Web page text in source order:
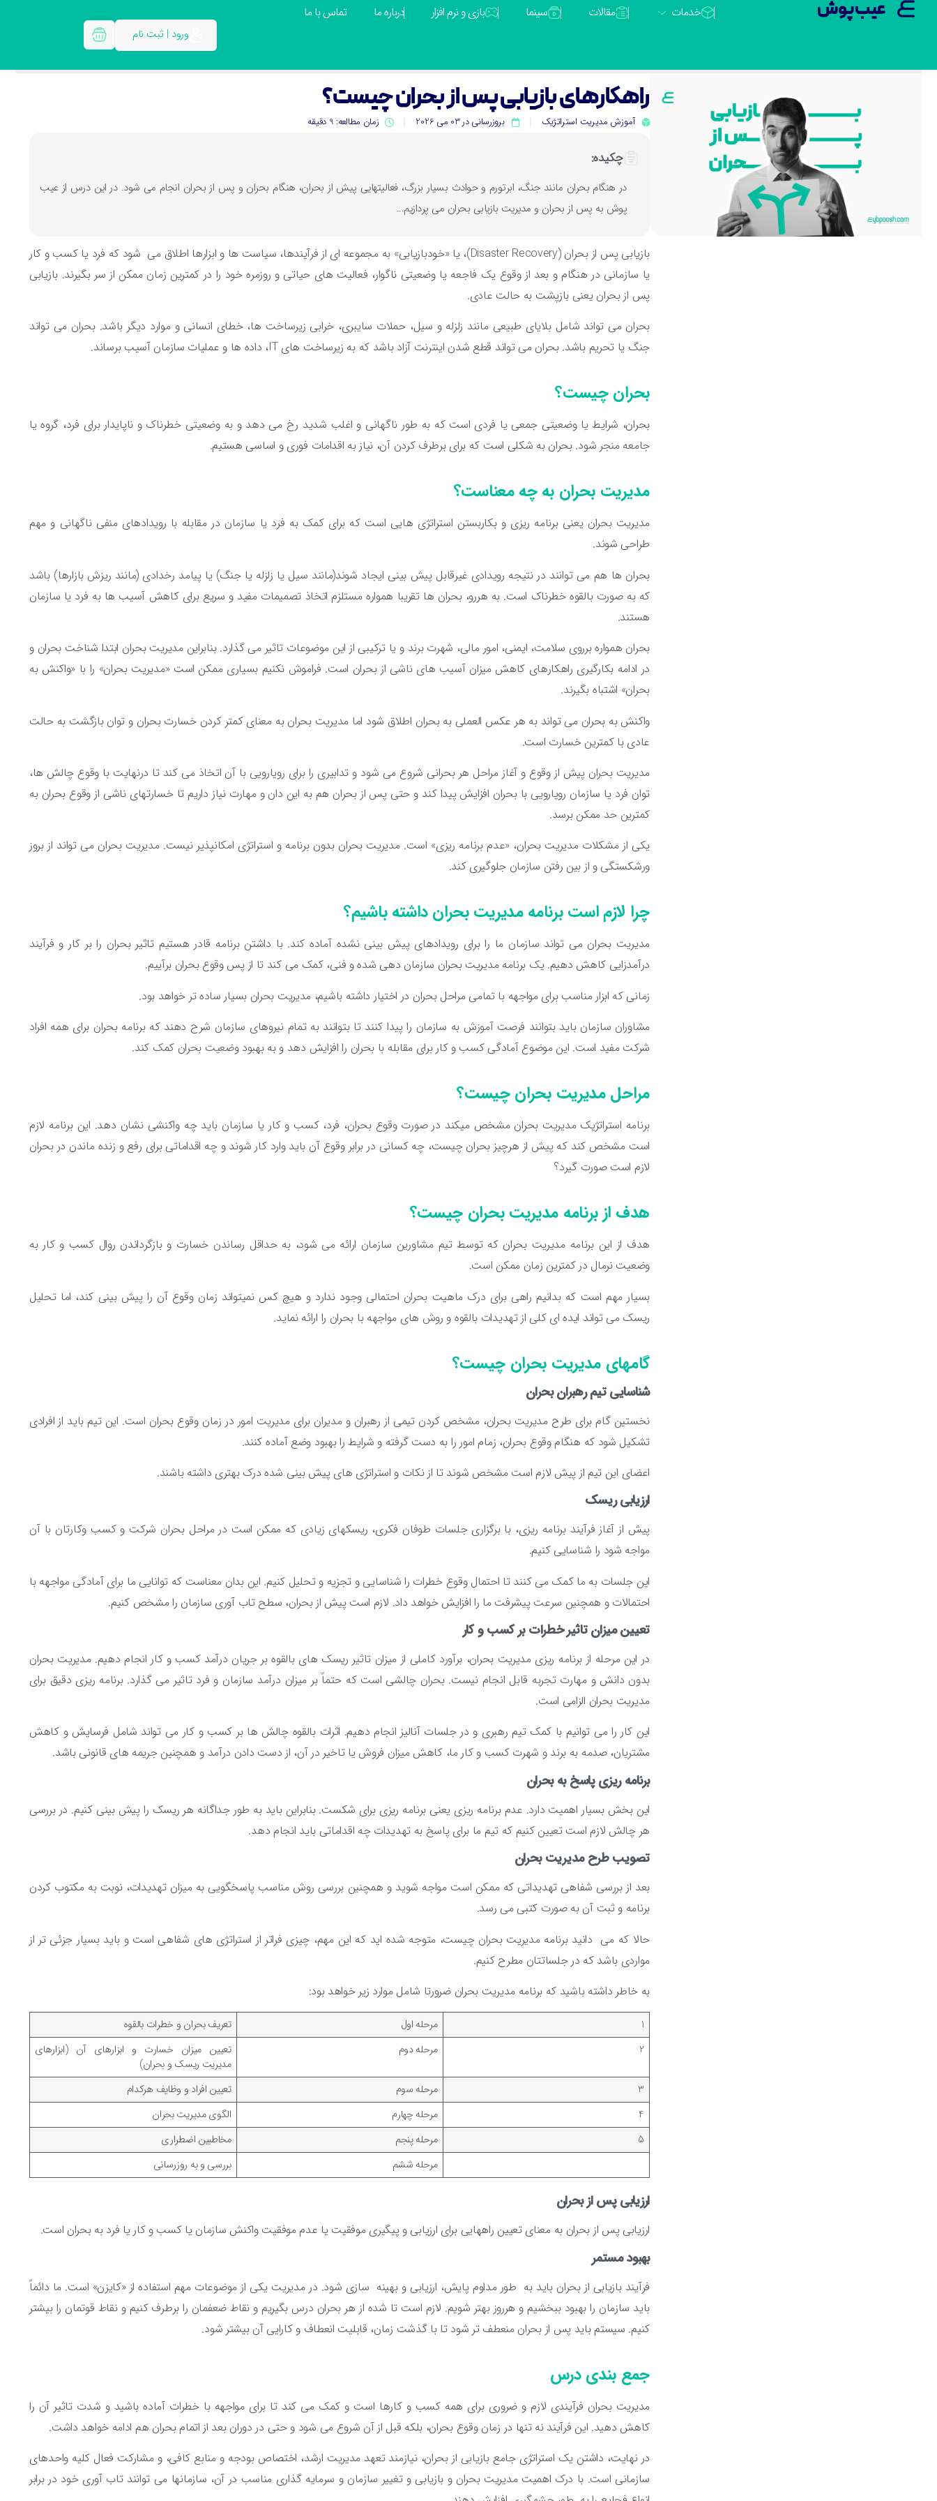
عیب پوش خدمات مقالات سینما بازی و نرم افزار درباره ما تماس با ما
ورود | ثبت نام
راهکارهای بازیابی پس از بحران چیست؟
آموزش مدیریت استراتژیک بروزرسانی در 03 می 2026 زمان مطالعه: 9 دقیقه
چکیده:
در هنگام بحران مانند جنگ، ابرتورم و حوادث بسیار بزرگ، فعالیتهایی پیش از بحران، هنگام بحران و پس از بحران انجام می شود. در این درس از عیب
پوش به پس از بحران و مدیریت بازیابی بحران می پردازیم...
بازیابی پس از بحران (Disaster Recovery)، یا «خودبازیابی» به مجموعه ای از فرآیندها، سیاست ها و ابزارها اطلاق می شود که فرد یا کسب و کار
یا سازمانی در هنگام و بعد از وقوع یک فاجعه یا وضعیتی ناگوار، فعالیت های حیاتی و روزمره خود را در کمترین زمان ممکن از سر بگیرند. بازیابی
پس از بحران یعنی بازپشت به حالت عادی.
بحران می تواند شامل بلایای طبیعی مانند زلزله و سیل، حملات سایبری، خرابی زیرساخت ها، خطای انسانی و موارد دیگر باشد. بحران می تواند
جنگ یا تحریم باشد. بحران می تواند قطع شدن اینترنت آزاد باشد که به زیرساخت های IT، داده ها و عملیات سازمان آسیب برساند.
بحران چیست؟
بحران، شرایط یا وضعیتی جمعی یا فردی است که به طور ناگهانی و اغلب شدید رخ می دهد و به وضعیتی خطرناک و ناپایدار برای فرد، گروه یا
جامعه منجر شود. بحران به شکلی است که برای برطرف کردن آن، نیاز به اقدامات فوری و اساسی هستیم.
مدیریت بحران به چه معناست؟
مدیریت بحران یعنی برنامه ریزی و بکاربستن استراتژی هایی است که برای کمک به فرد یا سازمان در مقابله با رویدادهای منفی ناگهانی و مهم
طراحی شوند.
بحران ها هم می توانند در نتیجه رویدادی غیرقابل پیش بینی ایجاد شوند(مانند سیل یا زلزله یا جنگ) یا پیامد رخدادی (مانند ریزش بازارها) باشد
که به صورت بالقوه خطرناک است. به هررو، بحران ها تقریبا همواره مستلزم اتخاذ تصمیمات مفید و سریع برای کاهش آسیب ها به فرد یا سازمان
هستند.
بحران همواره برروی سلامت، ایمنی، امور مالی، شهرت برند و یا ترکیبی از این موضوعات تاثیر می گذارد. بنابراین مدیریت بحران ابتدا شناخت بحران و
در ادامه بکارگیری راهکارهای کاهش میزان آسیب های ناشی از بحران است. فراموش نکنیم بسیاری ممکن است «مدیریت بحران» را با «واکنش به
بحران» اشتباه بگیرند.
واکنش به بحران می تواند به هر عکس العملی به بحران اطلاق شود اما مدیریت بحران به معنای کمتر کردن خسارت بحران و توان بازگشت به حالت
عادی با کمترین خسارت است.
مدیریت بحران پیش از وقوع و آغاز مراحل هر بحرانی شروع می شود و تدابیری را برای رویارویی با آن اتخاذ می کند تا درنهایت با وقوع چالش ها،
توان فرد یا سازمان رویارویی با بحران افزایش پیدا کند و حتی پس از بحران هم به این دان و مهارت نیاز داریم تا خسارتهای ناشی از وقوع بحران به
کمترین حد ممکن برسد.
یکی از مشکلات مدیریت بحران، «عدم برنامه ریزی» است. مدیریت بحران بدون برنامه و استراتژی امکانپذیر نیست. مدیریت بحران می تواند از بروز
ورشکستگی و از بین رفتن سازمان جلوگیری کند.
چرا لازم است برنامه مدیریت بحران داشته باشیم؟
مدیریت بحران می تواند سازمان ما را برای رویدادهای پیش بینی نشده آماده کند. با داشتن برنامه قادر هستیم تاثیر بحران را بر کار و فرآیند
درآمدزایی کاهش دهیم. یک برنامه مدیریت بحران سازمان دهی شده و فنی، کمک می کند تا از پس وقوع بحران برآییم.
زمانی که ابزار مناسب برای مواجهه با تمامی مراحل بحران در اختیار داشته باشیم، مدیریت بحران بسیار ساده تر خواهد بود.
مشاوران سازمان باید بتوانند فرصت آموزش به سازمان را پیدا کنند تا بتوانند به تمام نیروهای سازمان شرح دهند که برنامه بحران برای همه افراد
شرکت مفید است. این موضوع آمادگی کسب و کار برای مقابله با بحران را افزایش دهد و به بهبود وضعیت بحران کمک کند.
مراحل مدیریت بحران چیست؟
برنامه استراتژیک مدیریت بحران مشخص میکند در صورت وقوع بحران، فرد، کسب و کار یا سازمان باید چه واکنشی نشان دهد. این برنامه لازم
است مشخص کند که پیش از هرچیز بحران چیست، چه کسانی در برابر وقوع آن باید وارد کار شوند و چه اقداماتی برای رفع و زنده ماندن در بحران
لازم است صورت گیرد؟
هدف از برنامه مدیریت بحران چیست؟
هدف از این برنامه مدیریت بحران که توسط تیم مشاورین سازمان ارائه می شود، به حداقل رساندن خسارت و بازگرداندن روال کسب و کار به
وضعیت نرمال در کمترین زمان ممکن است.
بسیار مهم است که بدانیم راهی برای درک ماهیت بحران احتمالی وجود ندارد و هیچ کس نمیتواند زمان وقوع آن را پیش بینی کند، اما تحلیل
ریسک می تواند ایده ای کلی از تهدیدات بالقوه و روش های مواجهه با بحران را ارائه نماید.
گامهای مدیریت بحران چیست؟
شناسایی تیم رهبران بحران
نخستین گام برای طرح مدیریت بحران، مشخص کردن تیمی از رهبران و مدیران برای مدیریت امور در زمان وقوع بحران است. این تیم باید از افرادی
تشکیل شود که هنگام وقوع بحران، زمام امور را به دست گرفته و شرایط را بهبود وضع آماده کنند.
اعضای این تیم از پیش لازم است مشخص شوند تا از نکات و استراتژی های پیش بینی شده درک بهتری داشته باشند.
ارزیابی ریسک
پیش از آغاز فرآیند برنامه ریزی، با برگزاری جلسات طوفان فکری، ریسکهای زیادی که ممکن است در مراحل بحران شرکت و کسب وکارتان با آن
مواجه شود را شناسایی کنیم.
این جلسات به ما کمک می کنند تا احتمال وقوع خطرات را شناسایی و تجزیه و تحلیل کنیم. این بدان معناست که توانایی ما برای آمادگی مواجهه با
احتمالات و همچنین سرعت پیشرفت ما را افزایش خواهد داد. لازم است پیش از بحران، سطح تاب آوری سازمان را مشخص کنیم.
تعیین میزان تاثیر خطرات بر کسب و کار
در این مرحله از برنامه ریزی مدیریت بحران، برآورد کاملی از میزان تاثیر ریسک های بالقوه بر جریان درآمد کسب و کار انجام دهیم. مدیریت بحران
بدون دانش و مهارت تجربه قابل انجام نیست. بحران چالشی است که حتماً بر میزان درآمد سازمان و فرد تاثیر می گذارد. برنامه ریزی دقیق برای
مدیریت بحران الزامی است.
این کار را می توانیم با کمک تیم رهبری و در جلسات آنالیز انجام دهیم. اثرات بالقوه چالش ها بر کسب و کار می تواند شامل فرسایش و کاهش
مشتریان، صدمه به برند و شهرت کسب و کار ما، کاهش میزان فروش یا تاخیر در آن، از دست دادن درآمد و همچنین جریمه های قانونی باشد.
برنامه ریزی پاسخ به بحران
این بخش بسیار اهمیت دارد. عدم برنامه ریزی یعنی برنامه ریزی برای شکست. بنابراین باید به طور جداگانه هر ریسک را پیش بینی کنیم. در بررسی
هر چالش لازم است تعیین کنیم که تیم ما برای پاسخ به تهدیدات چه اقداماتی باید انجام دهد.
تصویب طرح مدیریت بحران
بعد از بررسی شفاهی تهدیداتی که ممکن است مواجه شوید و همچنین بررسی روش مناسب پاسخگویی به میزان تهدیدات، نوبت به مکتوب کردن
برنامه و ثبت آن به صورت کتبی می رسد.
حالا که می دانید برنامه مدیریت بحران چیست، متوجه شده اید که این مهم، چیزی فراتر از استراتژی های شفاهی است و باید بسیار جزئی تر از
مواردی باشد که در جلساتتان مطرح کنیم.
به خاطر داشته باشید که برنامه مدیریت بحران ضرورتا شامل موارد زیر خواهد بود:
1 مرحله اول
تعریف بحران و خطرات بالقوه
2
مرحله دوم
تعیین میزان خسارت و ابزارهای آن (ابزارهای
مدیریت ریسک و بحران)
3
مرحله سوم
تعیین افراد و وظایف هرکدام
4
مرحله چهارم
الگوی مدیریت بحران
5
مرحله پنجم
مخاطبین اضطراری
مرحله ششم
بررسی و به روزرسانی
ارزیابی پس از بحران
ارزیابی پس از بحران به معنای تعیین راههایی برای ارزیابی و پیگیری موفقیت یا عدم موفقیت واکنش سازمان یا کسب و کار یا فرد به بحران است.
بهبود مستمر
فرآیند بازیابی از بحران باید به طور مداوم پایش، ارزیابی و بهینه سازی شود. در مدیریت یکی از موضوعات مهم استفاده از «کایزن» است. ما دائماً
باید سازمان را بهبود ببخشیم و هرروز بهتر شویم. لازم است تا شده از هر بحران درس بگیریم و نقاط ضعفمان را برطرف کنیم و نقاط قوتمان را بیشتر
کنیم. سیستم باید پس از بحران منعطف تر شود تا با گذشت زمان، قابلیت انعطاف و کارایی آن بیشتر شود.
جمع بندی درس
مدیریت بحران فرآیندی لازم و ضروری برای همه کسب و کارها است و کمک می کند تا برای مواجهه با خطرات آماده باشید و شدت تاثیر آن را
کاهش دهید. این فرآیند نه تنها در زمان وقوع بحران، بلکه قبل از آن شروع می شود و حتی در دوران بعد از اتمام بحران هم ادامه خواهد داشت.
در نهایت، داشتن یک استراتژی جامع بازیابی از بحران، نیازمند تعهد مدیریت ارشد، اختصاص بودجه و منابع کافی، و مشارکت فعال کلیه واحدهای
سازمانی است. با درک اهمیت مدیریت بحران و بازیابی و تغییر سازمان و سرمایه گذاری مناسب در آن، سازمانها می توانند تاب آوری خود در برابر